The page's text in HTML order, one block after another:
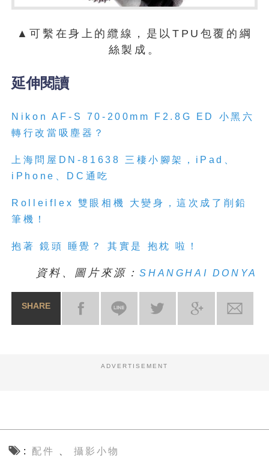
▲可繫在身上的纜線，是以TPU包覆的綱
絲製成。
延伸閱讀
Nikon AF-S 70-200mm F2.8G ED 小黑六
轉行改當吸塵器？
上海問屋DN-81638 三 棲小 腳架
，iPad、
iPhone、DC通吃
Rolleiflex 雙眼相機 大變身，這次成了削鉛
筆機！
抱著 鏡頭 睡覺？ 其實是 抱枕 啦！
資料、圖片來源：SHANGHAI DONYA
SHARE
ADVERTISEMENT
配件 、攝影小物